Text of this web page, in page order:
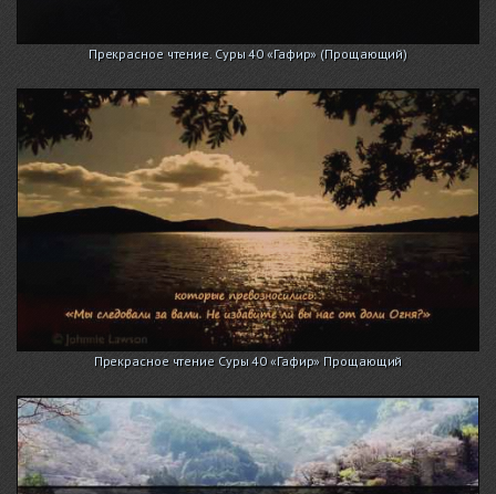
Прекрасное чтение. Суры 40 «Гафир» (Прощающий)
Прекрасное чтение Суры 40 «Гафир» Прощающий